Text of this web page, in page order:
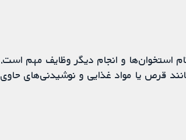
و انجام دیگر وظایف مهم است.
قرص یا مواد غذایی و نوشیدنی‌های حاوی